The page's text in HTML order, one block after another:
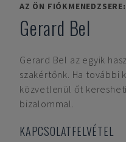
AZ ÖN FIÓKMENEDZSERE:
Gerard Bel
Gerard Bel az egyik
szakértőnk. Ha további
közvetlenül őt
bizalommal.
KAPCSOLATFELVÉTEL